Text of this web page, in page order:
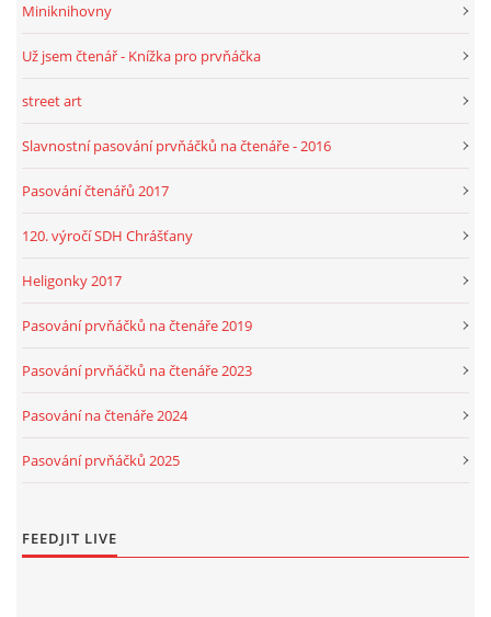
Miniknihovny
Už jsem čtenář - Knížka pro prvňáčka
street art
Slavnostní pasování prvňáčků na čtenáře - 2016
Pasování čtenářů 2017
120. výročí SDH Chrášťany
Heligonky 2017
Pasování prvňáčků na čtenáře 2019
Pasování prvňáčků na čtenáře 2023
Pasování na čtenáře 2024
Pasování prvňáčků 2025
FEEDJIT LIVE